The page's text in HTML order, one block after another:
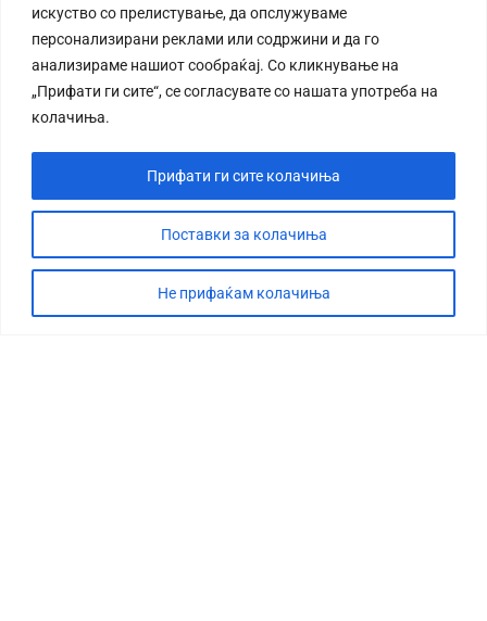
искуство со прелистување, да опслужуваме
персонализирани реклами или содржини и да го
анализираме нашиот сообраќај. Со кликнување на
„Прифати ги сите“, се согласувате со нашата употреба на
колачиња.
Поставки за колачиња
Не прифаќам колачиња
Прифати ги сите колачиња